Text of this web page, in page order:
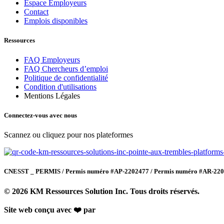
Espace Employeurs
Contact
Emplois disponibles
Ressources
FAQ Employeurs
FAQ Chercheurs d’emploi
Politique de confidentialité
Condition d'utilisations
Mentions Légales
Connectez-vous avec nous
Scannez ou cliquez pour nos plateformes
CNESST _ PERMIS / Permis numéro #AP-2202477 / Permis numéro #AR-
© 2026 KM Ressources Solution Inc. Tous droits réservés.
Site web conçu avec ❤️ par